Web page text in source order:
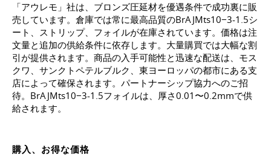
「アウレモ」社は、ブロンズ圧延材を優遇条件で成功裏に販
売しています。倉庫では常に最高品質のBrAJMts10−3-1.5シ
ート、ストリップ、フォイルが在庫されています。価格は注
文量と追加の供給条件に依存します。大量購買では大幅な割
引が提供されます。商品の入手可能性と迅速な配送は、モス
クワ、サンクトペテルブルク、東ヨーロッパの都市にある支
店によって確保されます。パートナーシップ協力へのご招
待。BrAJMts10−3-1.5フォイルは、厚さ0.01〜0.2mmで供
給されます。
購入、お得な価格